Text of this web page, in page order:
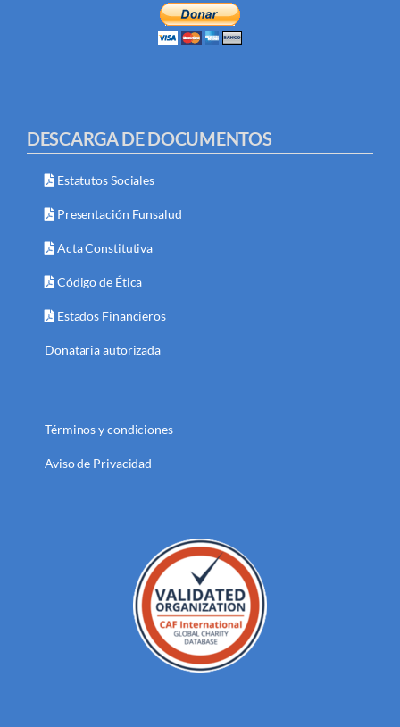
DESCARGA DE DOCUMENTOS
Estatutos Sociales
Presentación Funsalud
Acta Constitutiva
Código de Ética
Estados Financieros
Donataria autorizada
Términos y condiciones
Aviso de Privacidad